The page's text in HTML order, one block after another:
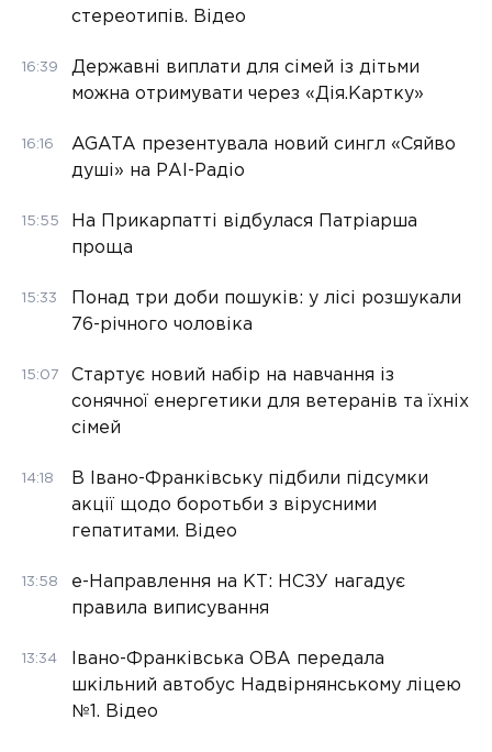
стереотипів. Відео
16:39
Державні виплати для сімей із дітьми
можна отримувати через «Дія.Картку»
16:16
AGATA презентувала новий сингл «Сяйво
душі» на РАІ-Радіо
15:55
На Прикарпатті відбулася Патріарша
проща
15:33
Понад три доби пошуків: у лісі розшукали
76-річного чоловіка
15:07
Стартує новий набір на навчання із
сонячної енергетики для ветеранів та їхніх
сімей
14:18
В Івано-Франківську підбили підсумки
акції щодо боротьби з вірусними
гепатитами. Відео
13:58
е-Направлення на КТ: НСЗУ нагадує
правила виписування
13:34
Івано-Франківська ОВА передала
шкільний автобус Надвірнянському ліцею
№1. Відео